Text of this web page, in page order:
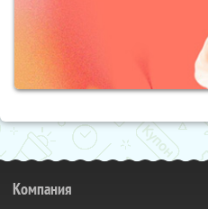
Компания